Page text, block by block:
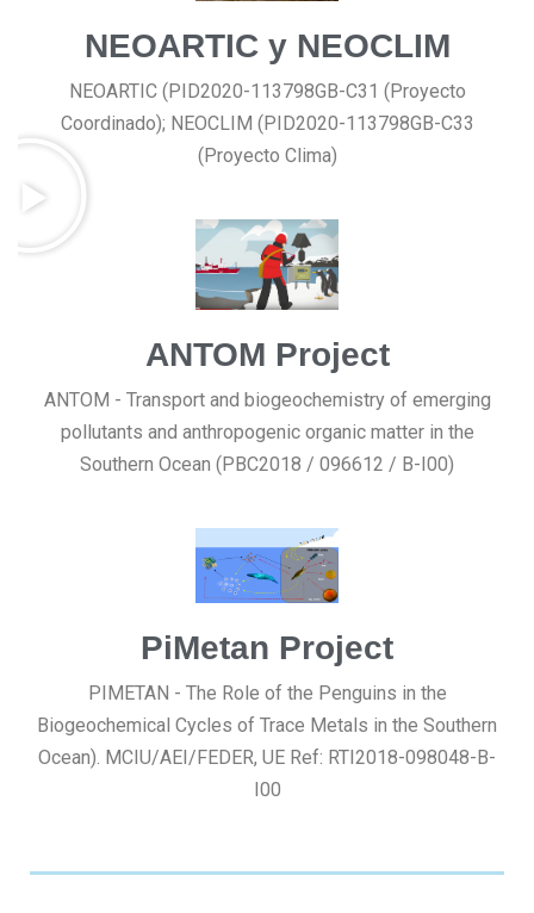
NEOARTIC y NEOCLIM
NEOARTIC (PID2020-113798GB-C31 (Proyecto
Coordinado); NEOCLIM (PID2020-113798GB-C33
(Proyecto Clima)
ANTOM Project
ANTOM - Transport and biogeochemistry of emerging
pollutants and anthropogenic organic matter in the
Southern Ocean (PBC2018 / 096612 / B-I00)
PiMetan Project
PIMETAN - The Role of the Penguins in the
Biogeochemical Cycles of Trace Metals in the Southern
Ocean). MCIU/AEI/FEDER, UE Ref: RTI2018-098048-B-
I00